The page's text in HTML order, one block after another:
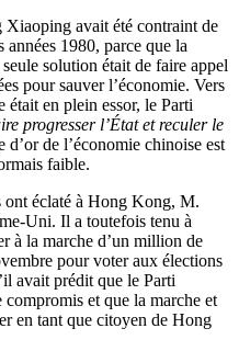
Xiaoping avait été contraint de
1980, parce que la
solution était de faire appel
pour sauver l’économie. Vers
était en plein essor, le Parti
progresser l’État et reculer le
d’or de l’économie chinoise est
faible.
ont éclaté à Hong Kong, M.
Uni. Il a toutefois tenu à
à la marche d’un million de
pour voter aux élections
avait prédit que le Parti
et que la marche et
en tant que citoyen de Hong